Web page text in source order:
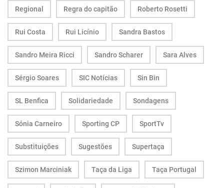
Regional Regra do capitão Roberto Rosetti
Rui Costa Rui Licínio Sandra Bastos
Sandro Meira Ricci Sandro Scharer Sara Alves
Sérgio Soares SIC Notícias Sin Bin
SL Benfica Solidariedade Sondagens
Sónia Carneiro Sporting CP SportTv
Substituições Sugestões Supertaça
Szimon Marciniak Taça da Liga Taça Portugal